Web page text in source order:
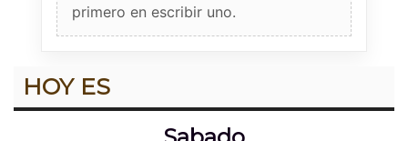
primero en escribir uno.
HOY ES